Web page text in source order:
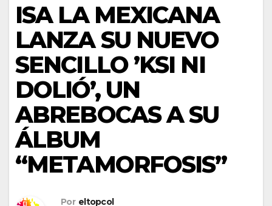
ISA LA MEXICANA
LANZA SU NUEVO
SENCILLO ’KSI NI
DOLIÓ’, UN
ABREBOCAS A SU
ÁLBUM
“METAMORFOSIS”
Por eltopcol